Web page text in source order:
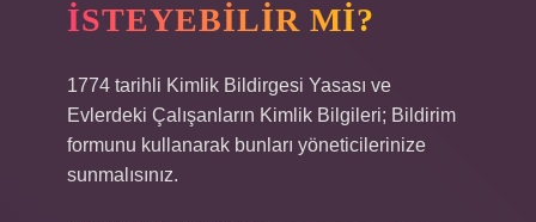
ISTEYEBILIR MI?
1774 tarihli Kimlik Bildirgesi Yasası ve
Evlerdeki Çalışanların Kimlik Bilgileri; Bildirim
formunu kullanarak bunları yöneticilerinize
sunmalısınız.